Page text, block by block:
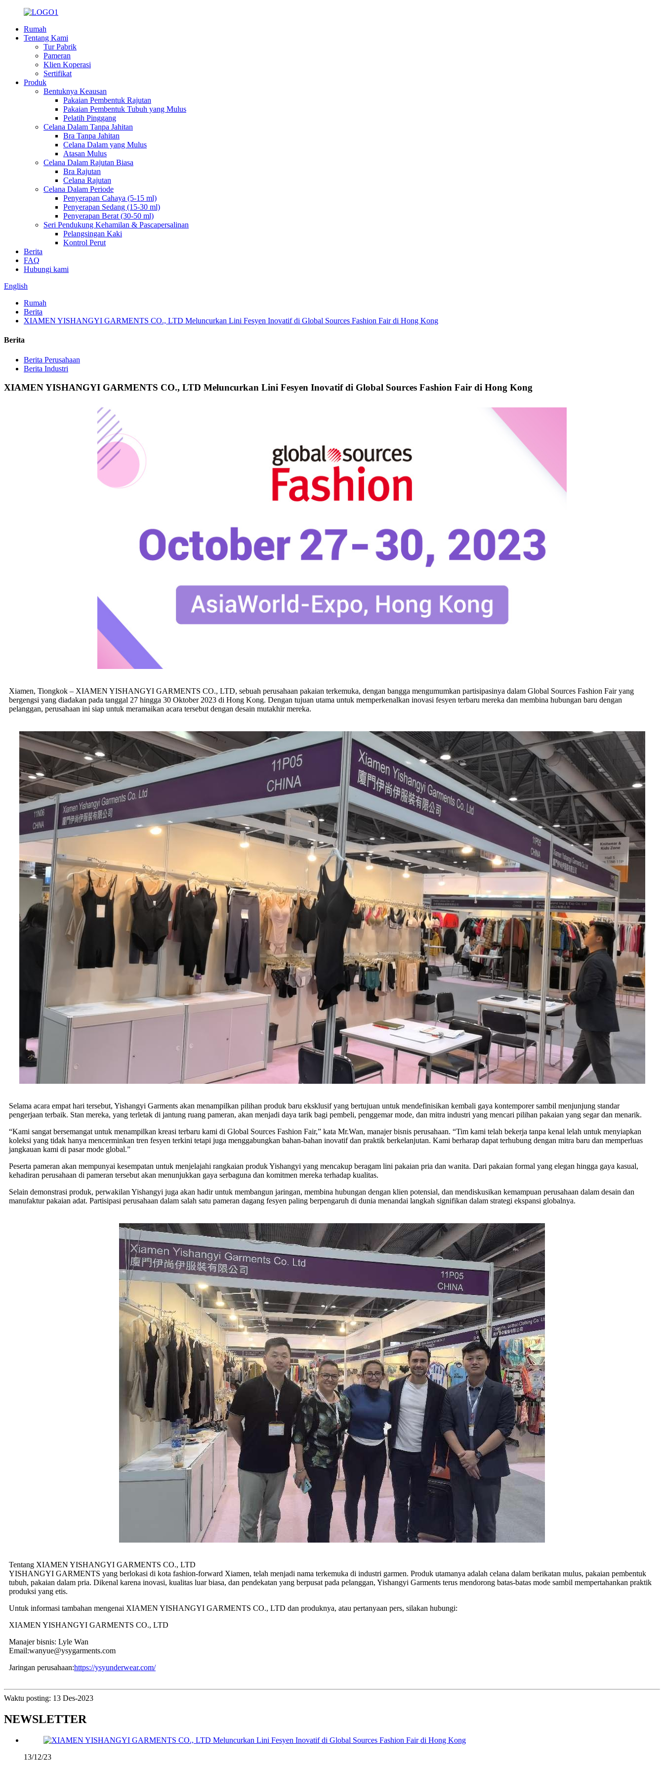
Rumah
Tentang Kami
Tur Pabrik
Pameran
Klien Koperasi
Sertifikat
Produk
Bentuknya Keausan
Pakaian Pembentuk Rajutan
Pakaian Pembentuk Tubuh yang Mulus
Pelatih Pinggang
Celana Dalam Tanpa Jahitan
Bra Tanpa Jahitan
Celana Dalam yang Mulus
Atasan Mulus
Celana Dalam Rajutan Biasa
Bra Rajutan
Celana Rajutan
Celana Dalam Periode
Penyerapan Cahaya (5-15 ml)
Penyerapan Sedang (15-30 ml)
Penyerapan Berat (30-50 ml)
Seri Pendukung Kehamilan & Pascapersalinan
Pelangsingan Kaki
Kontrol Perut
Berita
FAQ
Hubungi kami
English
Rumah
Berita
XIAMEN YISHANGYI GARMENTS CO., LTD Meluncurkan Lini Fesyen Inovatif di Global Sources Fashion Fair di Hong Kong
Berita
Berita Perusahaan
Berita Industri
XIAMEN YISHANGYI GARMENTS CO., LTD Meluncurkan Lini Fesyen Inovatif di Global Sources Fashion Fair di Hong Kong
Xiamen, Tiongkok – XIAMEN YISHANGYI GARMENTS CO., LTD, sebuah perusahaan pakaian terkemuka, dengan bangga mengumumkan partisipasinya dalam Global Sources Fashion Fair yang
bergengsi yang diadakan pada tanggal 27 hingga 30 Oktober 2023 di Hong Kong. Dengan tujuan utama untuk memperkenalkan inovasi fesyen terbaru mereka dan membina hubungan baru dengan
pelanggan, perusahaan ini siap untuk meramaikan acara tersebut dengan desain mutakhir mereka.
Selama acara empat hari tersebut, Yishangyi Garments akan menampilkan pilihan produk baru eksklusif yang bertujuan untuk mendefinisikan kembali gaya kontemporer sambil menjunjung standar
pengerjaan terbaik. Stan mereka, yang terletak di jantung ruang pameran, akan menjadi daya tarik bagi pembeli, penggemar mode, dan mitra industri yang mencari pilihan pakaian yang segar dan menarik.
“Kami sangat bersemangat untuk menampilkan kreasi terbaru kami di Global Sources Fashion Fair,” kata Mr.Wan, manajer bisnis perusahaan. “Tim kami telah bekerja tanpa kenal lelah untuk menyiapkan
koleksi yang tidak hanya mencerminkan tren fesyen terkini tetapi juga menggabungkan bahan-bahan inovatif dan praktik berkelanjutan. Kami berharap dapat terhubung dengan mitra baru dan memperluas
jangkauan kami di pasar mode global.”
Peserta pameran akan mempunyai kesempatan untuk menjelajahi rangkaian produk Yishangyi yang mencakup beragam lini pakaian pria dan wanita. Dari pakaian formal yang elegan hingga gaya kasual,
kehadiran perusahaan di pameran tersebut akan menunjukkan gaya serbaguna dan komitmen mereka terhadap kualitas.
Selain demonstrasi produk, perwakilan Yishangyi juga akan hadir untuk membangun jaringan, membina hubungan dengan klien potensial, dan mendiskusikan kemampuan perusahaan dalam desain dan
manufaktur pakaian adat. Partisipasi perusahaan dalam salah satu pameran dagang fesyen paling berpengaruh di dunia menandai langkah signifikan dalam strategi ekspansi globalnya.
Tentang XIAMEN YISHANGYI GARMENTS CO., LTD
YISHANGYI GARMENTS yang berlokasi di kota fashion-forward Xiamen, telah menjadi nama terkemuka di industri garmen. Produk utamanya adalah celana dalam berikatan mulus, pakaian pembentuk
tubuh, pakaian dalam pria. Dikenal karena inovasi, kualitas luar biasa, dan pendekatan yang berpusat pada pelanggan, Yishangyi Garments terus mendorong batas-batas mode sambil mempertahankan praktik
produksi yang etis.
Untuk informasi tambahan mengenai XIAMEN YISHANGYI GARMENTS CO., LTD dan produknya, atau pertanyaan pers, silakan hubungi:
XIAMEN YISHANGYI GARMENTS CO., LTD
Manajer bisnis: Lyle Wan
Email:wanyue@ysygarments.com
Jaringan perusahaan:https://ysyunderwear.com/
Waktu posting: 13 Des-2023
NEWSLETTER
13/12/23